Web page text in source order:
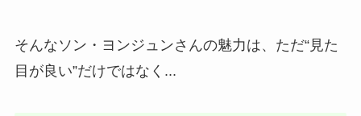
そんなソン・ヨンジュンさんの魅力は、ただ“見た
目が良い”だけではなく...